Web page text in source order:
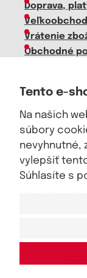
Tento e-
Na našich
súbory
nevyhnutné,
vylepšiť
Súhlasíte s
Doprava,
Veľkoobchod
Vrátenie
Obchodné
Staňte sa
Sme